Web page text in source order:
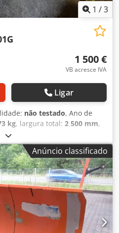
1 /3
1 500 €
VB acresce IVA
Ligar
não testado, Ano de
kg, largura total: 2 500 mm,
de neve usada Fricke
2011. Tipo: SPV2301G Ano de
373 kg Pressão de trabalho:
Largura de trabalho: 2500
a lâmina de neve
(não incluído) há cerca
então, a máquina
em nosso galpão. Se tiver
informações, fique à vontade
ou telefonar.
Anúncio classificado